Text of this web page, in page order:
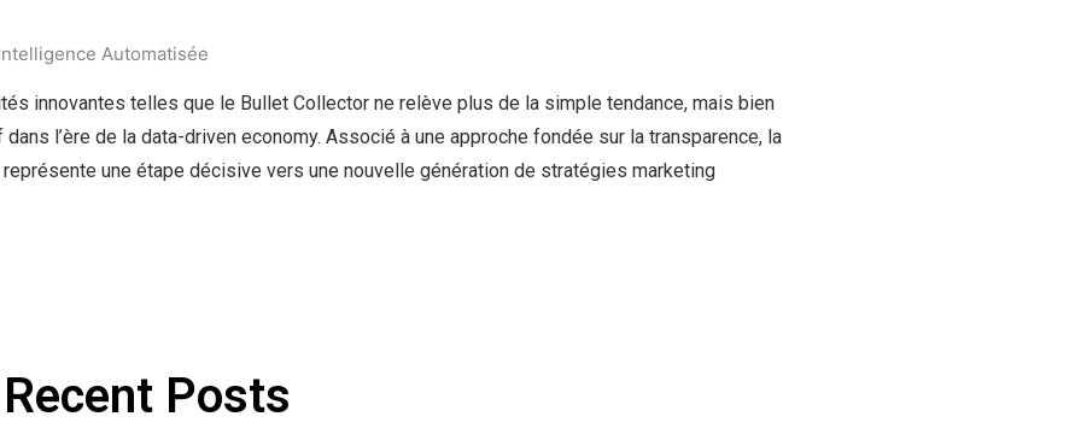
Automatisée
innovantes telles que le Bullet Collector ne relève plus de la simple tendance, mais bien
l’ère de la data-driven economy. Associé à une approche fondée sur la transparence, la
une étape décisive vers une nouvelle génération de stratégies marketing
Recent Posts